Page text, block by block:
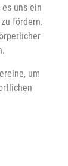
uns ein
fördern.
um